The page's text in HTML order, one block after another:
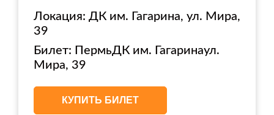
Локация: ДК им. Гагарина, ул. Мира,
39
Билет: ПермьДК им. Гагаринаул.
Мира, 39
КУПИТЬ БИЛЕТ